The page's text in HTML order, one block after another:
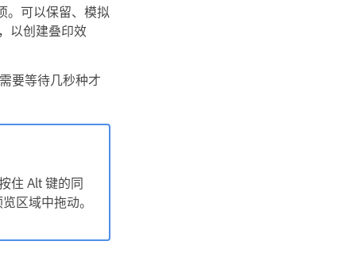
可以保留、模拟
以创建叠印效
要等待几秒种才
住 Alt 键的同
区域中拖动。